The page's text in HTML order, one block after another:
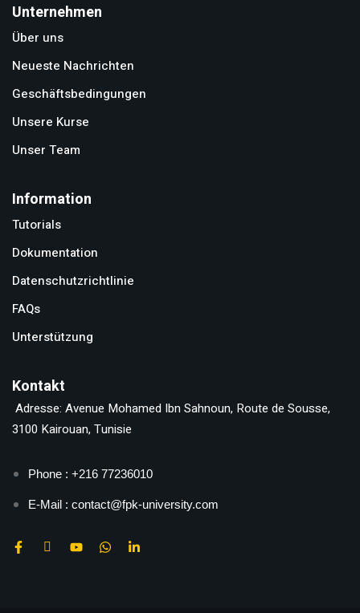
Unternehmen
Über uns
Neueste Nachrichten
Geschäftsbedingungen
Unsere Kurse
Unser Team
Information
Tutorials
Dokumentation
Datenschutzrichtlinie
FAQs
Unterstützung
Kontakt
Adresse: Avenue Mohamed Ibn Sahnoun, Route de Sousse,
3100 Kairouan, Tunisie
Phone : +216 77236010
E-Mail : contact@fpk-university.com